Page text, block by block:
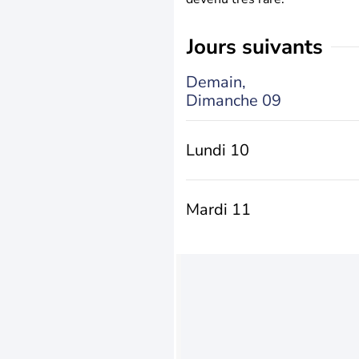
jours suivants
Demain,
Dimanche 09
Lundi 10
Mardi 11